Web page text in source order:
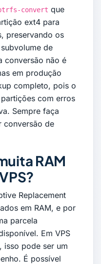
convert que
ext4 para
preservando os
de
conversão não é
em produção
completo, pois o
com erros
Sempre faça
conversão de
RAM
Replacement
em RAM, e por
parcela
Em VPS
isso pode ser um
É possível